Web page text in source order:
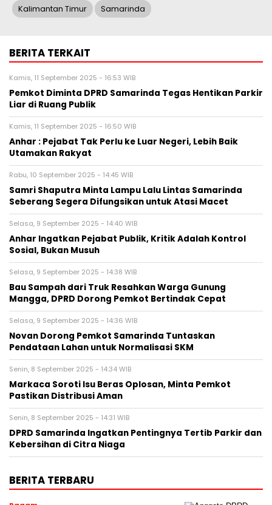
Kalimantan Timur Samarinda
BERITA TERKAIT
Kamis, 11 September 2025 - 16:53 WIB
Pemkot Diminta DPRD Samarinda Tegas Hentikan Parkir
Liar di Ruang Publik
Kamis, 11 September 2025 - 16:50 WIB
Anhar : Pejabat Tak Perlu ke Luar Negeri, Lebih Baik
Utamakan Rakyat
Rabu, 10 September 2025 - 14:45 WIB
Samri Shaputra Minta Lampu Lalu Lintas Samarinda
Seberang Segera Difungsikan untuk Atasi Macet
Selasa, 9 September 2025 - 14:40 WIB
Anhar Ingatkan Pejabat Publik, Kritik Adalah Kontrol
Sosial, Bukan Musuh
Selasa, 9 September 2025 - 14:38 WIB
Bau Sampah dari Truk Resahkan Warga Gunung
Mangga, DPRD Dorong Pemkot Bertindak Cepat
Selasa, 9 September 2025 - 14:36 WIB
Novan Dorong Pemkot Samarinda Tuntaskan
Pendataan Lahan untuk Normalisasi SKM
Senin, 8 September 2025 - 14:34 WIB
Markaca Soroti Isu Beras Oplosan, Minta Pemkot
Pastikan Distribusi Aman
Senin, 8 September 2025 - 14:31 WIB
DPRD Samarinda Ingatkan Pentingnya Tertib Parkir dan
Kebersihan di Citra Niaga
BERITA TERBARU